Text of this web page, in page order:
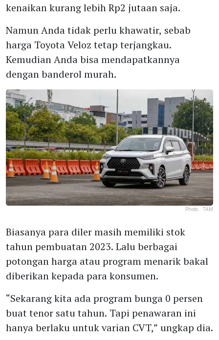
kenaikan kurang lebih Rp2 jutaan saja.
Namun Anda tidak perlu khawatir, sebab
harga Toyota Veloz tetap terjangkau.
Kemudian Anda bisa mendapatkannya
dengan banderol murah.
Photo : TAM
Biasanya para diler masih memiliki stok
tahun pembuatan 2023. Lalu berbagai
potongan harga atau program menarik bakal
diberikan kepada para konsumen.
“Sekarang kita ada program bunga 0 persen
buat tenor satu tahun. Tapi penawaran ini
hanya berlaku untuk varian CVT,” ungkap dia.